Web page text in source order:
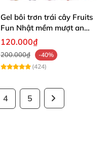
Gel bôi trơn trái cây Fruits
Fun Nhật mềm mượt an
toàn dùng
120.000₫
200.000₫
-40%
(424)
4 5